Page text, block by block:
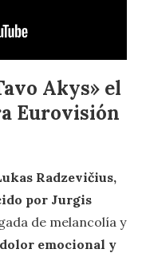
Akys» el
Eurovisión
Radzevičius,
por Jurgis
de melancolía y
dolor emocional y